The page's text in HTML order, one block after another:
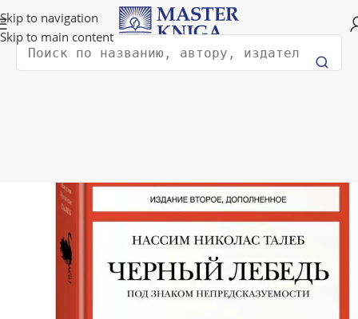
Skip to navigation
Skip to main content
Доставка в любую страну мира!
Поиск